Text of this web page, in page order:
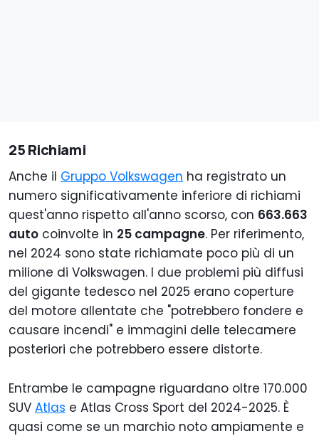
25 Richiami
Anche il Gruppo Volkswagen ha registrato un
numero significativamente inferiore di richiami
quest'anno rispetto all'anno scorso, con 663.663
auto coinvolte in 25 campagne. Per riferimento,
nel 2024 sono state richiamate poco più di un
milione di Volkswagen. I due problemi più diffusi
del gigante tedesco nel 2025 erano coperture
del motore allentate che "potrebbero fondere e
causare incendi" e immagini delle telecamere
posteriori che potrebbero essere distorte.
Entrambe le campagne riguardano oltre 170.000
SUV Atlas e Atlas Cross Sport del 2024-2025. È
quasi come se un marchio noto ampiamente e